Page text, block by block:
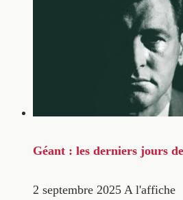
Géant : les derniers jours
2 septembre 2025 A l'affiche